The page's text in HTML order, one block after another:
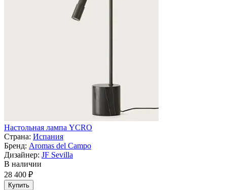
Настольная лампа YCRO
Страна: Испания
Бренд: Aromas del Campo
Дизайнер: JF Sevilla
В наличии
28 400 ₽
Купить